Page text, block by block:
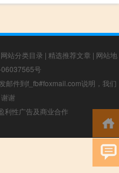
网站分类目录 | 精选推荐文章 | 网站地
号
邮件到f_fb#foxmail.com说明，我们
谢
利性广告及商业合作